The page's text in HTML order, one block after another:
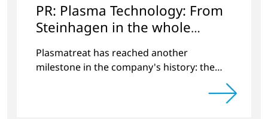
PR: Plasma Technology: From
Steinhagen in the whole
World
Plasmatreat has reached another
milestone in the company's history: the